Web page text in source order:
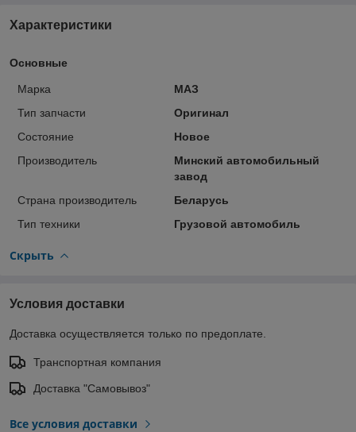
Характеристики
Основные
Марка
МАЗ
Тип запчасти
Оригинал
Состояние
Новое
Производитель
Минский автомобильный
завод
Страна производитель
Беларусь
Тип техники
Грузовой автомобиль
Скрыть
Условия доставки
Доставка осуществляется только по предоплате.
Транспортная компания
Доставка "Самовывоз"
Все условия доставки